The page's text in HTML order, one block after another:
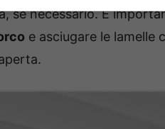
se necessario. È
e asciugare le lamelle